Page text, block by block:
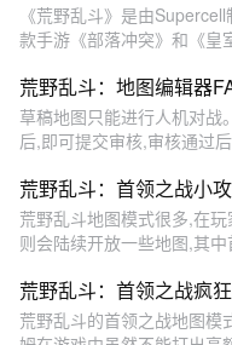
《荒野乱斗》是由
款手游《部落冲突》和《皇
荒野乱斗：地图编辑器
草稿地图只能进行人机对战
后,即可提交审核,审核通过
荒野乱斗：首领之战小
荒野乱斗地图模式很多,在
则会陆续开放一些地图,其
荒野乱斗：首领之战疯
荒野乱斗的首领之战地图模